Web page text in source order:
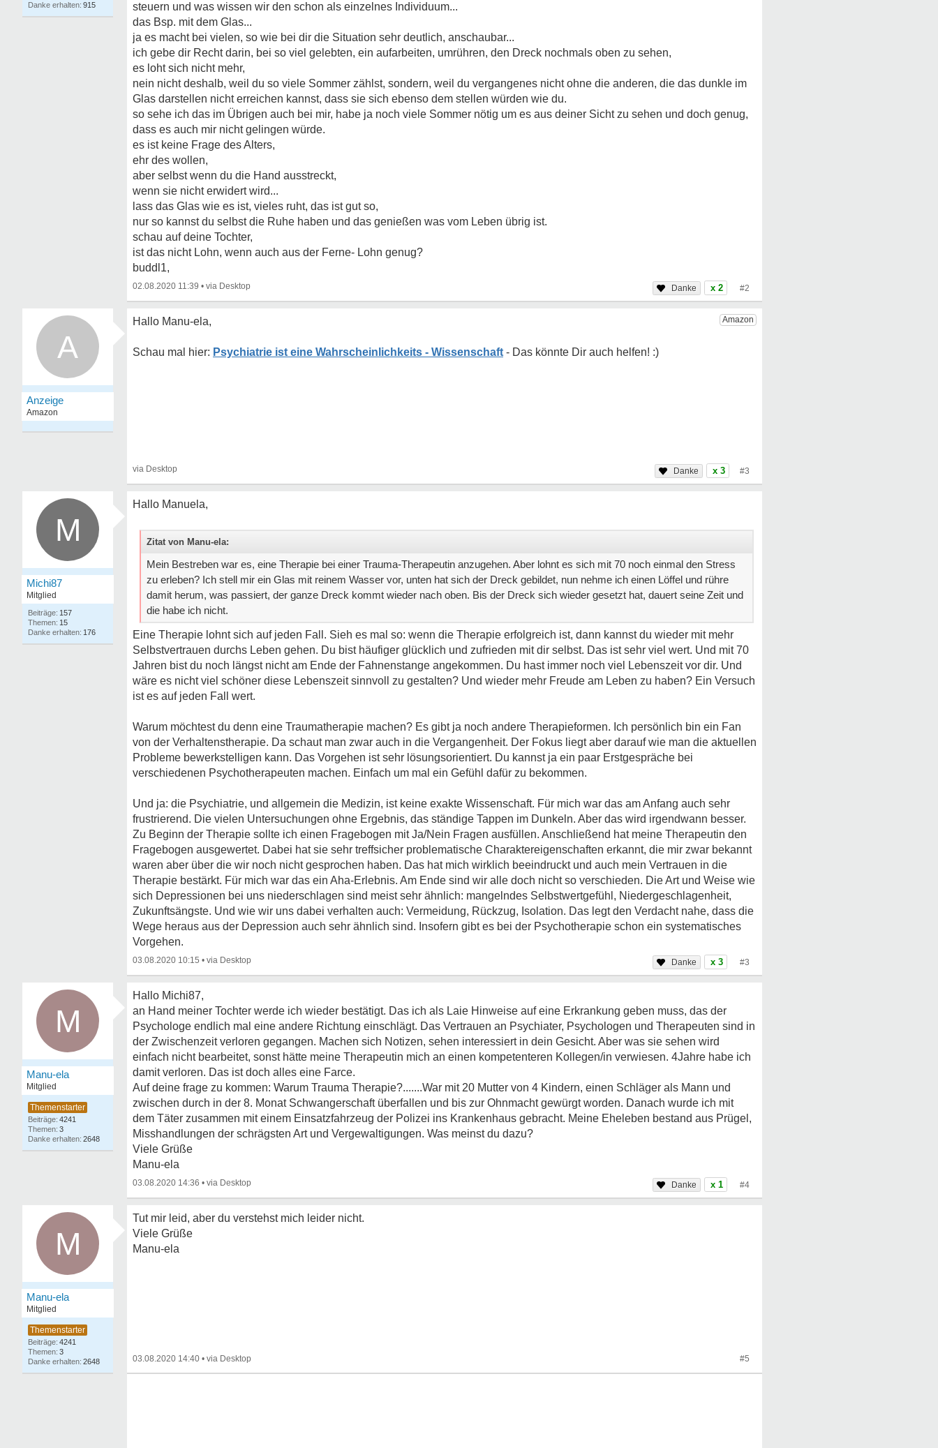
915
steuern und was wissen wir den schon als einzelnes Individuum...
das Bsp. mit dem Glas...
ja es macht bei vielen, so wie bei dir die Situation sehr deutlich, anschaubar...
ich gebe dir Recht darin, bei so viel gelebten, ein aufarbeiten, umrühren, den Dreck nochmals oben zu sehen,
es loht sich nicht mehr,
nein nicht deshalb, weil du so viele Sommer zählst, sondern, weil du vergangenes nicht ohne die anderen, die das dunkle im
Glas darstellen nicht erreichen kannst, dass sie sich ebenso dem stellen würden wie du.
so sehe ich das im Übrigen auch bei mir, habe ja noch viele Sommer nötig um es aus deiner Sicht zu sehen und doch genug,
dass es auch mir nicht gelingen würde.
es ist keine Frage des Alters,
ehr des wollen,
aber selbst wenn du die Hand ausstreckt,
wenn sie nicht erwidert wird...
lass das Glas wie es ist, vieles ruht, das ist gut so,
nur so kannst du selbst die Ruhe haben und das genießen was vom Leben übrig ist.
schau auf deine Tochter,
ist das nicht Lohn, wenn auch aus der Ferne- Lohn genug?
buddl1,
02.08.2020 11:39 • x 2 #2
A
Hallo Manu-ela,
Psychiatrie ist eine Wahrscheinlichkeits - Wissenschaft
x 3 #3
M
Michi87
Mitglied
157
15
176
Hallo Manuela,
Zitat von Manu-ela:
Mein Bestreben war es, eine Therapie bei einer Trauma-Therapeutin anzugehen. Aber lohnt es sich mit 70 noch einmal den Stress
zu erleben? Ich stell mir ein Glas mit reinem Wasser vor, unten hat sich der Dreck gebildet, nun nehme ich einen Löffel und rühre
damit herum, was passiert, der ganze Dreck kommt wieder nach oben. Bis der Dreck sich wieder gesetzt hat, dauert seine Zeit und
die habe ich nicht.
Eine Therapie lohnt sich auf jeden Fall. Sieh es mal so: wenn die Therapie erfolgreich ist, dann kannst du wieder mit mehr
Selbstvertrauen durchs Leben gehen. Du bist häufiger glücklich und zufrieden mit dir selbst. Das ist sehr viel wert. Und mit 70
Jahren bist du noch längst nicht am Ende der Fahnenstange angekommen. Du hast immer noch viel Lebenszeit vor dir. Und
wäre es nicht viel schöner diese Lebenszeit sinnvoll zu gestalten? Und wieder mehr Freude am Leben zu haben? Ein Versuch
ist es auf jeden Fall wert.
Warum möchtest du denn eine Traumatherapie machen? Es gibt ja noch andere Therapieformen. Ich persönlich bin ein Fan
von der Verhaltenstherapie. Da schaut man zwar auch in die Vergangenheit. Der Fokus liegt aber darauf wie man die aktuellen
Probleme bewerkstelligen kann. Das Vorgehen ist sehr lösungsorientiert. Du kannst ja ein paar Erstgespräche bei
verschiedenen Psychotherapeuten machen. Einfach um mal ein Gefühl dafür zu bekommen.
Und ja: die Psychiatrie, und allgemein die Medizin, ist keine exakte Wissenschaft. Für mich war das am Anfang auch sehr
frustrierend. Die vielen Untersuchungen ohne Ergebnis, das ständige Tappen im Dunkeln. Aber das wird irgendwann besser.
Zu Beginn der Therapie sollte ich einen Fragebogen mit Ja/Nein Fragen ausfüllen. Anschließend hat meine Therapeutin den
Fragebogen ausgewertet. Dabei hat sie sehr treffsicher problematische Charaktereigenschaften erkannt, die mir zwar bekannt
waren aber über die wir noch nicht gesprochen haben. Das hat mich wirklich beeindruckt und auch mein Vertrauen in die
Therapie bestärkt. Für mich war das ein Aha-Erlebnis. Am Ende sind wir alle doch nicht so verschieden. Die Art und Weise wie
sich Depressionen bei uns niederschlagen sind meist sehr ähnlich: mangelndes Selbstwertgefühl, Niedergeschlagenheit,
Zukunftsängste. Und wie wir uns dabei verhalten auch: Vermeidung, Rückzug, Isolation. Das legt den Verdacht nahe, dass die
Wege heraus aus der Depression auch sehr ähnlich sind. Insofern gibt es bei der Psychotherapie schon ein systematisches
Vorgehen.
03.08.2020 10:15 • x 3 #3
M
Manu-ela
Mitglied
4241
3
2648
Hallo Michi87,
an Hand meiner Tochter werde ich wieder bestätigt. Das ich als Laie Hinweise auf eine Erkrankung geben muss, das der
Psychologe endlich mal eine andere Richtung einschlägt. Das Vertrauen an Psychiater, Psychologen und Therapeuten sind in
der Zwischenzeit verloren gegangen. Machen sich Notizen, sehen interessiert in dein Gesicht. Aber was sie sehen wird
einfach nicht bearbeitet, sonst hätte meine Therapeutin mich an einen kompetenteren Kollegen/in verwiesen. 4Jahre habe ich
damit verloren. Das ist doch alles eine Farce.
Auf deine frage zu kommen: Warum Trauma Therapie?.......War mit 20 Mutter von 4 Kindern, einen Schläger als Mann und
zwischen durch in der 8. Monat Schwangerschaft überfallen und bis zur Ohnmacht gewürgt worden. Danach wurde ich mit
dem Täter zusammen mit einem Einsatzfahrzeug der Polizei ins Krankenhaus gebracht. Meine Eheleben bestand aus Prügel,
Misshandlungen der schrägsten Art und Vergewaltigungen. Was meinst du dazu?
Viele Grüße
Manu-ela
03.08.2020 14:36 • x 1 #4
M
Manu-ela
Mitglied
4241
3
2648
Tut mir leid, aber du verstehst mich leider nicht.
Viele Grüße
Manu-ela
03.08.2020 14:40 • #5